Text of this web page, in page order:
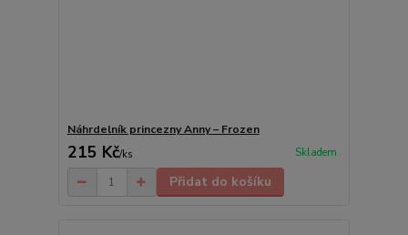
Náhrdelník princezny Anny – Frozen
215 Kč/ks Skladem
Přidat do košíku